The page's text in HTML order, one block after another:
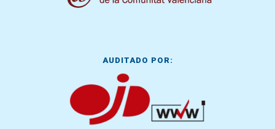
AUDITADO POR: